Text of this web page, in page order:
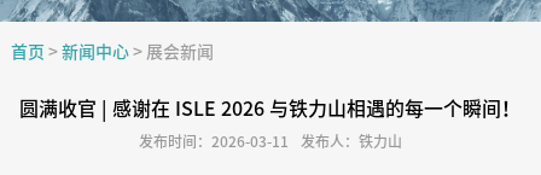
首页 > 新闻中心> 展会新闻
圆满收官 | 感谢在 ISLE 2026 与铁力山相遇的每一个瞬间！
发布时间：2026-03-11 发布人：铁力山